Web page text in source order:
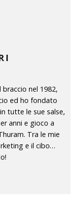
nel 1982,
ed ho fondato
tutte le sue salse,
anni e gioco a
Tra le mie
e il cibo…